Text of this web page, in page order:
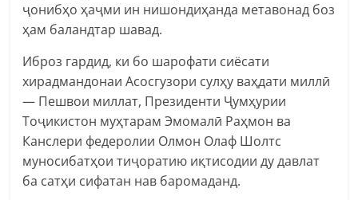
ҷонибҳо ҳаҷми ин нишондиҳанда метавонад боз
ҳам баландтар шавад.
Иброз гардид, ки бо шарофати сиёсати
хирадмандонаи Асосгузори сулҳу ваҳдати миллӣ
— Пешвои миллат, Президенти Ҷумҳурии
Тоҷикистон муҳтарам Эмомалӣ Раҳмон ва
Канслери федеролии Олмон Олаф Шолтс
муносибатҳои тиҷоратию иқтисодии ду давлат
ба сатҳи сифатан нав баромаданд.